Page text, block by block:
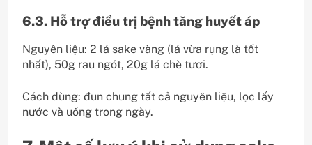
6.3. Hỗ trợ điều trị bệnh tăng huyết áp
Nguyên liệu: 2 lá sake vàng (lá vừa rụng là tốt
nhất), 50g rau ngót, 20g lá chè tươi.
Cách dùng: đun chung tất cả nguyên liệu, lọc lấy
nước và uống trong ngày.